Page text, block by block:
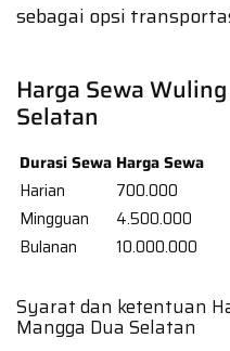
sebagai opsi
Harga Sewa
Selatan
Durasi Sewa Harga Sewa
Harian
700.000
Mingguan
4.500.000
Bulanan
10.000.000
Syarat dan ketentuan
Mangga Dua Selatan